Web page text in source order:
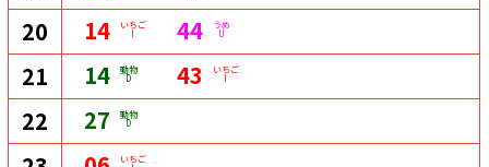
20 14 いちご
I 44 うめ
U
21 14 動物
D 43 いちご
I
22 27 動物
D
いちご